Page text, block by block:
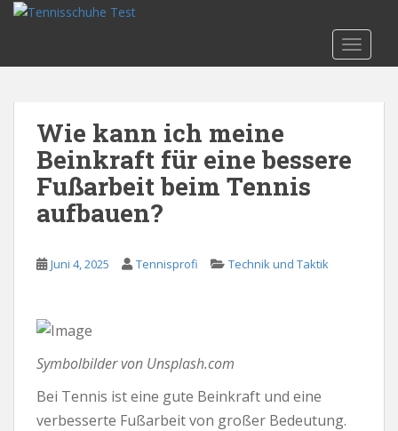
p
Wie kann ich meine
Beinkraft für eine bessere
Fußarbeit beim Tennis
aufbauen?
Juni 4, 2025 Tennisprofi Technik und Taktik
Symbolbilder von Unsplash.com
Bei Tennis ist eine gute Beinkraft und eine
verbesserte Fußarbeit von großer Bedeutung.